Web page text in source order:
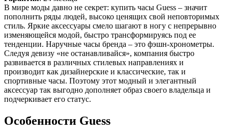
В мире моды давно не секрет: купить часы Guess – значит
пополнить ряды людей, высоко ценящих свой неповторимых
стиль. Яркие аксессуары смело шагают в ногу с непрерывно
изменяющейся модой, быстро трансформируясь под ее
тенденции. Наручные часы бренда – это фэшн-хронометры.
Следуя девизу «не останавливайся», компания быстро
развивается в различных стилевых направлениях и
производит как дизайнерские и классические, так и
спортивные часы. Поэтому этот модный и элегантный
аксессуар так выгодно дополняет образ своего владельца и
подчеркивает его статус.
Особенности Guess